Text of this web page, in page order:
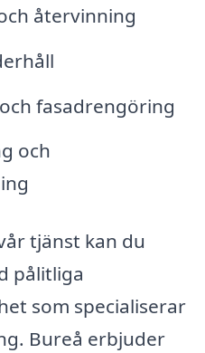
återvinning
fasadrengöring
och
tjänst kan du
pålitliga
som specialiserar
Bureå erbjuder